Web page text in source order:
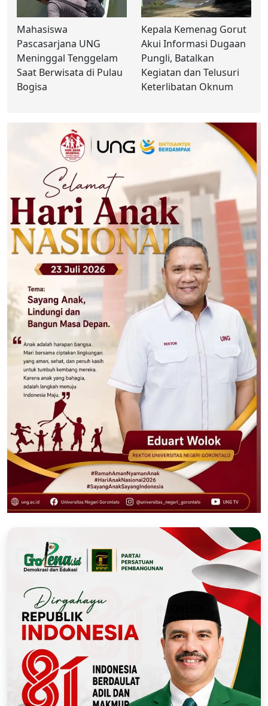
Mahasiswa
Pascasarjana UNG
Meninggal Tenggelam
Saat Berwisata di Pulau
Bogisa
Kepala Kemenag Gorut
Akui Informasi Dugaan
Pungli, Batalkan
Kegiatan dan Telusuri
Keterlibatan Oknum